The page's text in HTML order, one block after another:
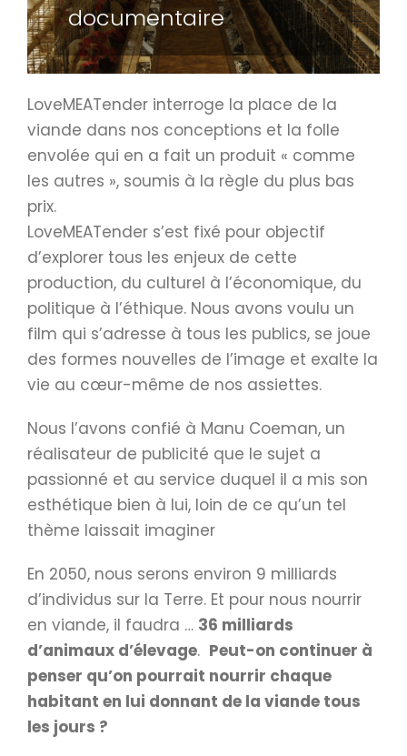
documentaire
LoveMEATender interroge la place de la
viande dans nos conceptions et la folle
envolée qui en a fait un produit « comme
les autres », soumis à la règle du plus bas
prix.
LoveMEATender s’est fixé pour objectif
d’explorer tous les enjeux de cette
production, du culturel à l’économique, du
politique à l’éthique. Nous avons voulu un
film qui s’adresse à tous les publics, se joue
des formes nouvelles de l’image et exalte la
vie au cœur-même de nos assiettes.
Nous l’avons confié à Manu Coeman, un
réalisateur de publicité que le sujet a
passionné et au service duquel il a mis son
esthétique bien à lui, loin de ce qu’un tel
thème laissait imaginer
En 2050, nous serons environ 9 milliards
d’individus sur la Terre. Et pour nous nourrir
en viande, il faudra … 36 milliards
d’animaux d’élevage. Peut-on continuer à
penser qu’on pourrait nourrir chaque
habitant en lui donnant de la viande tous
les jours ?